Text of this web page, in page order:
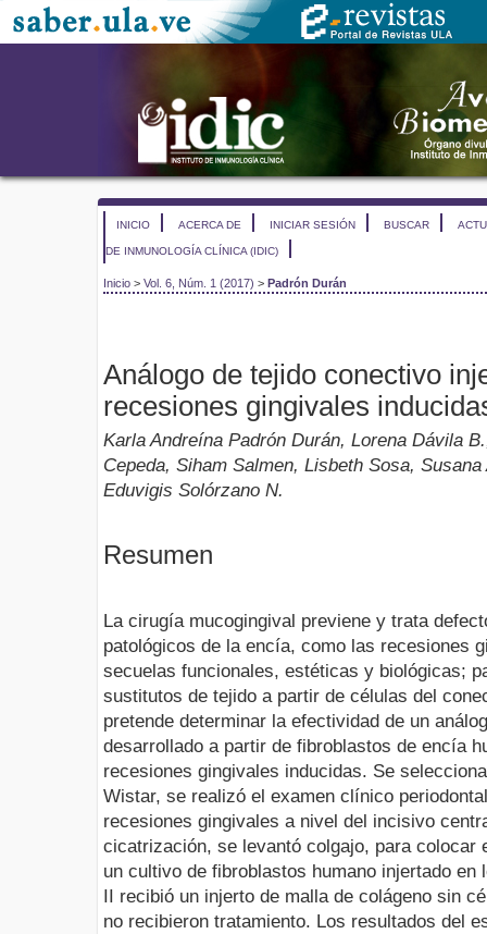
INICIO ACERCA DE INICIAR SESIÓN BUSCAR
DE INMUNOLOGÍA CLÍNICA (IDIC)
Inicio > Vol. 6, Núm. 1 (2017) > Padrón Durán
Análogo de tejido conectivo
recesiones gingivales
Karla Andreína Padrón Durán, Lorena Dávila
Cepeda, Siham Salmen, Lisbeth Sosa,
Eduvigis Solórzano N.
Resumen
La cirugía mucogingival previene y trata
patológicos de la encía, como las recesiones
secuelas funcionales, estéticas y biológicas;
sustitutos de tejido a partir de células del
pretende determinar la efectividad de un
desarrollado a partir de fibroblastos de encía
recesiones gingivales inducidas. Se
Wistar, se realizó el examen clínico
recesiones gingivales a nivel del incisivo
cicatrización, se levantó colgajo, para colocar
un cultivo de fibroblastos humano injertado en
II recibió un injerto de malla de colágeno sin
no recibieron tratamiento. Los resultados del